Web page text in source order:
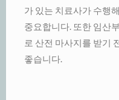
가 있는 치료사가 수행
중요합니다. 또한 임산
로 산전 마사지를 받기
좋습니다.